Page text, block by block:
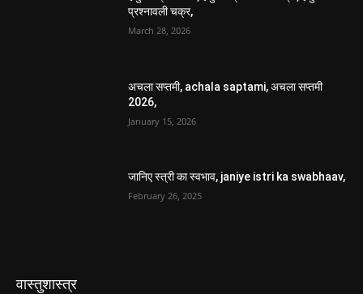
प्रश्नावली चक्र,
March 28, 2026
अचला सप्तमी, achala saptami, अचला सप्तमी
2026,
January 15, 2026
जानिए स्त्री का स्वभाव, janiye istri ka swabhaav,
February 26, 2025
वास्तुशास्त्र